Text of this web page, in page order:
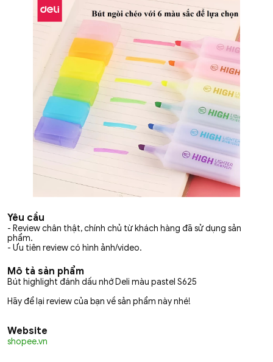
Yêu cầu
- Review chân thật, chính chủ từ khách hàng đã sử dụng sản
phẩm.
- Ưu tiên review có hình ảnh/video.
Mô tả sản phẩm
Bút highlight đánh dấu nhớ Deli màu pastel S625
Hãy để lại review của bạn về sản phẩm này nhé!
Website
shopee.vn